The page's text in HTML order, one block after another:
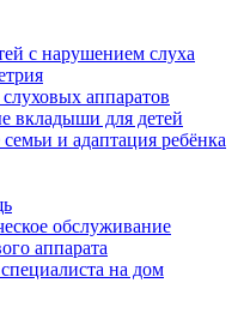
с нарушением слуха
аппаратов
вкладыши для детей
и адаптация ребёнка
обслуживание
аппарата
на дом